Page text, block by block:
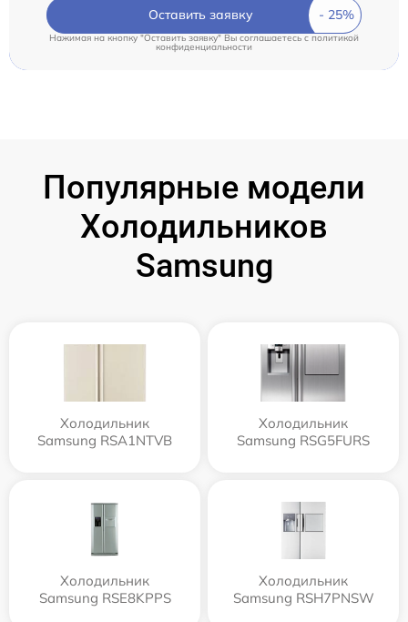
Оставить заявку
Нажимая на кнопку "Оставить заявку" Вы соглашаетесь c политикой
конфиденциальности
Популярные модели
Холодильников
Samsung
Холодильник
Samsung RSA1NTVB
Холодильник
Samsung RSG5FURS
Холодильник
Samsung RSE8KPPS
Холодильник
Samsung RSH7PNSW